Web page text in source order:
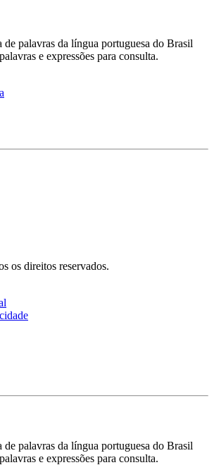
de palavras da língua portuguesa do Brasil
e expressões para consulta.
os direitos reservados.
de palavras da língua portuguesa do Brasil
e expressões para consulta.